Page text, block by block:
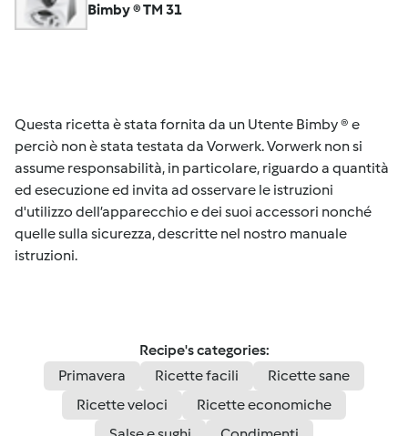
Bimby ® TM 31
Questa ricetta è stata fornita da un Utente Bimby ® e
perciò non è stata testata da Vorwerk. Vorwerk non si
assume responsabilità, in particolare, riguardo a quantità
ed esecuzione ed invita ad osservare le istruzioni
d'utilizzo dell’apparecchio e dei suoi accessori nonché
quelle sulla sicurezza, descritte nel nostro manuale
istruzioni.
Recipe's categories:
Primavera
Ricette facili
Ricette sane
Ricette veloci
Ricette economiche